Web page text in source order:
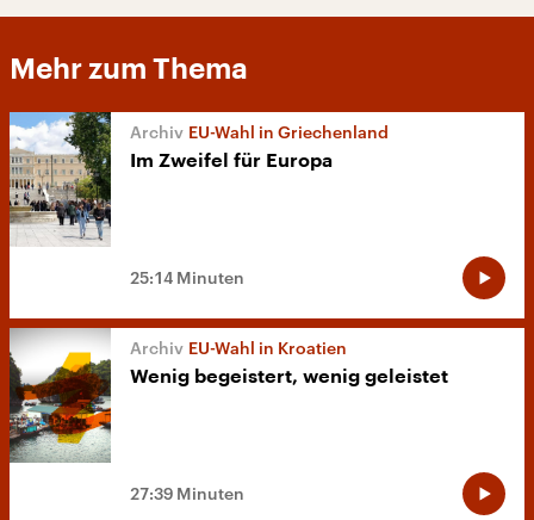
Mehr zum Thema
EU-Wahl in Griechenland
Im Zweifel für Europa
25:14 Minuten
EU-Wahl in Kroatien
Wenig begeistert, wenig geleistet
27:39 Minuten